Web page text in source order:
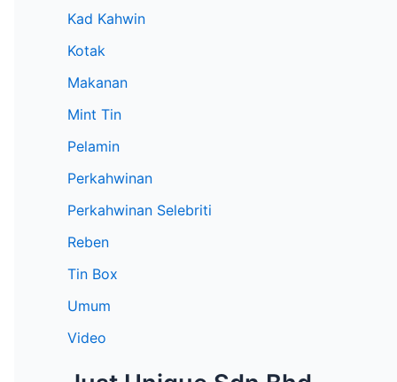
Kad Kahwin
Kotak
Makanan
Mint Tin
Pelamin
Perkahwinan
Perkahwinan Selebriti
Reben
Tin Box
Umum
Video